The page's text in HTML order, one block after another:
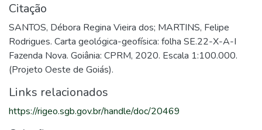
Citação
SANTOS, Débora Regina Vieira dos; MARTINS, Felipe
Rodrigues. Carta geológica-geofísica: folha SE.22-X-A-I
Fazenda Nova. Goiânia: CPRM, 2020. Escala 1:100.000.
(Projeto Oeste de Goiás).
Links relacionados
https://rigeo.sgb.gov.br/handle/doc/20469